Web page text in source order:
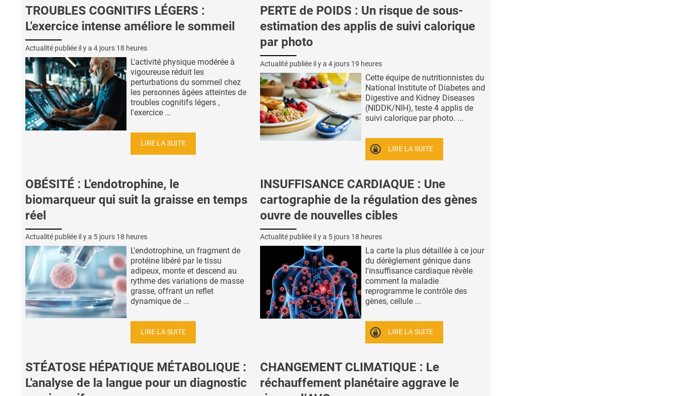
TROUBLES COGNITIFS LÉGERS :
L'exercice intense améliore le sommeil
Actualité publiée il y a 4 jours 18 heures
L'activité physique modérée à
vigoureuse réduit les
perturbations du sommeil chez
les personnes âgées atteintes de
troubles cognitifs légers ,
l'exercice ...
LIRE LA SUITE
PERTE de POIDS : Un risque de sous-
estimation des applis de suivi calorique
par photo
Actualité publiée il y a 4 jours 19 heures
Cette équipe de nutritionnistes du
National Institute of Diabetes and
Digestive and Kidney Diseases
(NIDDK/NIH), teste 4 applis de
suivi calorique par photo. ...
LIRE LA SUITE
OBÉSITÉ : L'endotrophine, le
biomarqueur qui suit la graisse en temps
réel
Actualité publiée il y a 5 jours 18 heures
L'endotrophine, un fragment de
protéine libéré par le tissu
adipeux, monte et descend au
rythme des variations de masse
grasse, offrant un reflet
dynamique de ...
LIRE LA SUITE
INSUFFISANCE CARDIAQUE : Une
cartographie de la régulation des gènes
ouvre de nouvelles cibles
Actualité publiée il y a 5 jours 18 heures
La carte la plus détaillée à ce jour
du dérèglement génique dans
l'insuffisance cardiaque révèle
comment la maladie
reprogramme le contrôle des
gènes, cellule ...
LIRE LA SUITE
STÉATOSE HÉPATIQUE MÉTABOLIQUE :
L'analyse de la langue pour un diagnostic
CHANGEMENT CLIMATIQUE : Le
réchauffement planétaire aggrave le